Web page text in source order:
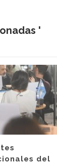
'
del